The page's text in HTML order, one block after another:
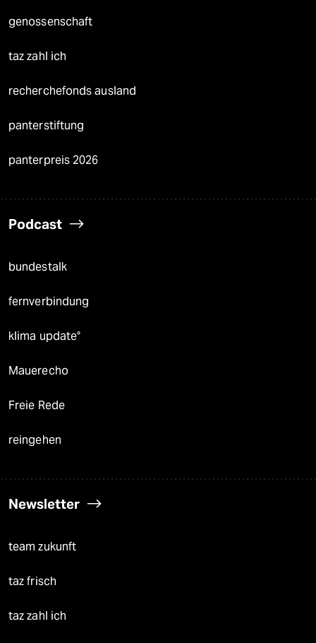
genossenschaft
taz zahl ich
recherchefonds ausland
panterstiftung
panterpreis 2026
Podcast
bundestalk
fernverbindung
klima update°
Mauerecho
Freie Rede
reingehen
Newsletter
team zukunft
taz frisch
taz zahl ich